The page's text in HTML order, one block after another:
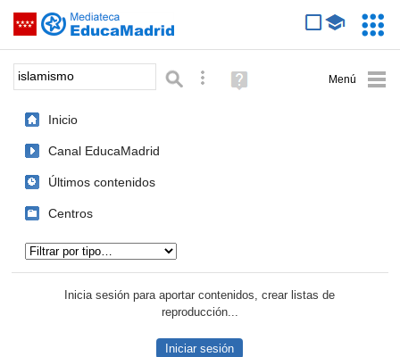
Saltar navegación
Palabra o frase: Búsqueda avanzada
Ayuda
(en
Inicio
Canal EducaMadrid
Últimos contenidos
Centros
Inicia sesión para aportar contenidos, crear listas de
reproducción...
Iniciar sesión